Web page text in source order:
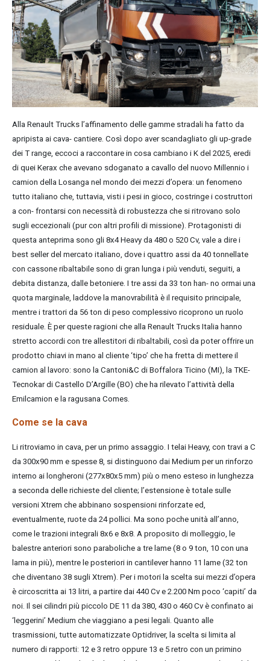
Alla Renault Trucks l’affinamento delle gamme stradali ha fatto da
apripista ai cava- cantiere. Così dopo aver scandagliato gli up-grade
dei T range, eccoci a raccontare in cosa cambiano i K del 2025, eredi
di quei Kerax che avevano sdoganato a cavallo del nuovo Millennio i
camion della Losanga nel mondo dei mezzi d’opera: un fenomeno
tutto italiano che, tuttavia, visti i pesi in gioco, costringe i costruttori
a con- frontarsi con necessità di robustezza che si ritrovano solo
sugli eccezionali (pur con altri profili di missione). Protagonisti di
questa anteprima sono gli 8x4 Heavy da 480 o 520 Cv, vale a dire i
best seller del mercato italiano, dove i quattro assi da 40 tonnellate
con cassone ribaltabile sono di gran lunga i più venduti, seguiti, a
debita distanza, dalle betoniere. I tre assi da 33 ton han- no ormai una
quota marginale, laddove la manovrabilità è il requisito principale,
mentre i trattori da 56 ton di peso complessivo ricoprono un ruolo
residuale. È per queste ragioni che alla Renault Trucks Italia hanno
stretto accordi con tre allestitori di ribaltabili, così da poter offrire un
prodotto chiavi in mano al cliente ‘tipo’ che ha fretta di mettere il
camion al lavoro: sono la Cantoni&C di Boffalora Ticino (MI), la TKE-
Tecnokar di Castello D’Argille (BO) che ha rilevato l’attività della
Emilcamion e la ragusana Comes.
Come se la cava
Li ritroviamo in cava, per un primo assaggio. I telai Heavy, con travi a C
da 300x90 mm e spesse 8, si distinguono dai Medium per un rinforzo
interno ai longheroni (277x80x5 mm) più o meno esteso in lunghezza
a seconda delle richieste del cliente; l’estensione è totale sulle
versioni Xtrem che abbinano sospensioni rinforzate ed,
eventualmente, ruote da 24 pollici. Ma sono poche unità all’anno,
come le trazioni integrali 8x6 e 8x8. A proposito di molleggio, le
balestre anteriori sono paraboliche a tre lame (8 o 9 ton, 10 con una
lama in più), mentre le posteriori in cantilever hanno 11 lame (32 ton
che diventano 38 sugli Xtrem). Per i motori la scelta sui mezzi d’opera
è circoscritta ai 13 litri, a partire dai 440 Cv e 2.200 Nm poco ‘capiti’ da
noi. Il sei cilindri più piccolo DE 11 da 380, 430 o 460 Cv è confinato ai
‘leggerini’ Medium che viaggiano a pesi legali. Quanto alle
trasmissioni, tutte automatizzate Optidriver, la scelta si limita al
numero di rapporti: 12 e 3 retro oppure 13 e 5 retro con un primino